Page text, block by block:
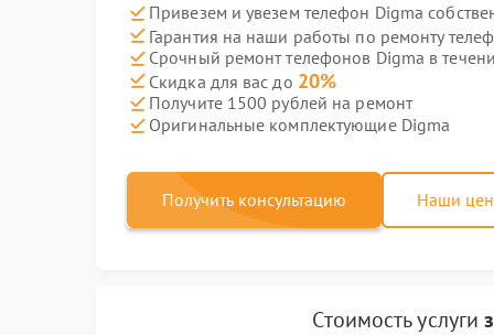
Привезем и увезем телефон Digma
Гарантия на наши работы по ремонту
Срочный ремонт телефонов Digma в
Скидка для вас до 20%
Получите 1500 рублей на ремонт
Оригинальные комплектующие Digma
Получить консультацию Наши
Стоимость услуги